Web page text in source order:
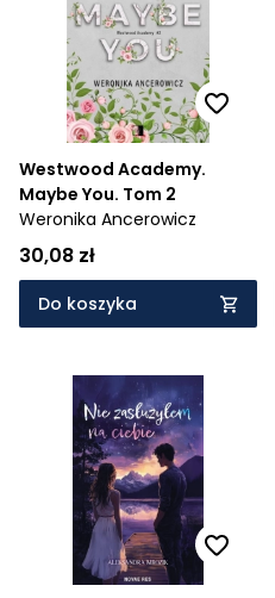
Westwood Academy.
Maybe You. Tom 2
Weronika Ancerowicz
30,08 zł
Do koszyka